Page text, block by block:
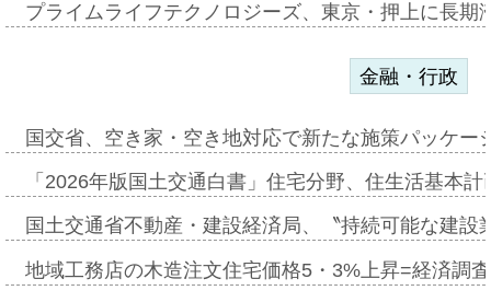
プライムライフテクノロジーズ、東京・押上に長
金融・行政
国交省、空き家・空き地対応で新たな施策パッケ
「2026年版国土交通白書」住宅分野、住生活基本
国土交通省不動産・建設経済局、〝持続可能な建
地域工務店の木造注文住宅価格5・3%上昇=経済調